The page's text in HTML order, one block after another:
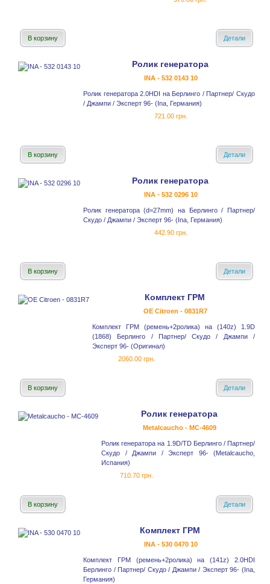
В корзину Детали
Ролик генератора
INA - 532 0143 10
Ролик генератора 2.0HDI на Берлинго / Партнер/ Скудо
/ Джампи / Эксперт 96- (Ina, Германия)
721.00 грн.
В корзину Детали
Ролик генератора
INA - 532 0296 10
Ролик генератора (d=27mm) на Берлинго / Партнер/
Скудо / Джампи / Эксперт 96- (Ina, Германия)
442.90 грн.
В корзину Детали
Комплект ГРМ
OE Citroen - 0831R7
Комплект ГРМ (ремень+2ролика) на (140z) 1.9D
(1868) Берлинго / Партнер/ Скудо / Джампи /
Эксперт 96- (Оригинал)
2060.00 грн.
В корзину Детали
Ролик генератора
Metalcaucho - MC-4609
Ролик генератора на 1.9D/TD Берлинго / Партнер/
Скудо / Джампи / Эксперт 96- (Metalcaucho,
Испания)
710.70 грн.
В корзину Детали
Комплект ГРМ
INA - 530 0470 10
Комплект ГРМ (ремень+2ролика) на (141z) 2.0HDI
Берлинго / Партнер/ Скудо / Джампи / Эксперт 96- (Ina,
Германия)